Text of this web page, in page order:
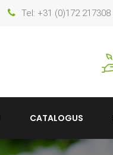
Tel: +31 (0)172 217308
CATALOGUS